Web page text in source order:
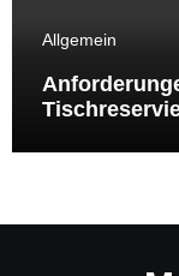
Allgemein